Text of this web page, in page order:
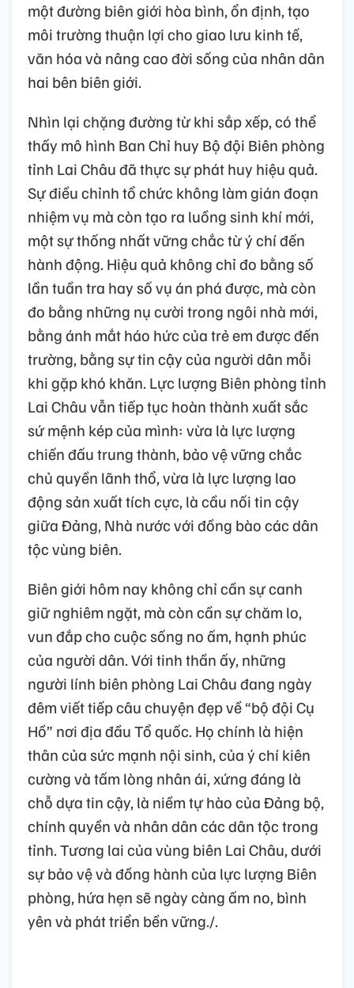
một đường biên giới hòa bình, ổn định, tạo
môi trường thuận lợi cho giao lưu kinh tế,
văn hóa và nâng cao đời sống của nhân dân
hai bên biên giới.
Nhìn lại chặng đường từ khi sắp xếp, có thể
thấy mô hình Ban Chỉ huy Bộ đội Biên phòng
tỉnh Lai Châu đã thực sự phát huy hiệu quả.
Sự điều chỉnh tổ chức không làm gián đoạn
nhiệm vụ mà còn tạo ra luồng sinh khí mới,
một sự thống nhất vững chắc từ ý chí đến
hành động. Hiệu quả không chỉ đo bằng số
lần tuần tra hay số vụ án phá được, mà còn
đo bằng những nụ cười trong ngôi nhà mới,
bằng ánh mắt háo hức của trẻ em được đến
trường, bằng sự tin cậy của người dân mỗi
khi gặp khó khăn. Lực lượng Biên phòng tỉnh
Lai Châu vẫn tiếp tục hoàn thành xuất sắc
sứ mệnh kép của mình: vừa là lực lượng
chiến đấu trung thành, bảo vệ vững chắc
chủ quyền lãnh thổ, vừa là lực lượng lao
động sản xuất tích cực, là cầu nối tin cậy
giữa Đảng, Nhà nước với đồng bào các dân
tộc vùng biên.
Biên giới hôm nay không chỉ cần sự canh
giữ nghiêm ngặt, mà còn cần sự chăm lo,
vun đắp cho cuộc sống no ấm, hạnh phúc
của người dân. Với tinh thần ấy, những
người lính biên phòng Lai Châu đang ngày
đêm viết tiếp câu chuyện đẹp về “bộ đội Cụ
Hồ” nơi địa đầu Tổ quốc. Họ chính là hiện
thân của sức mạnh nội sinh, của ý chí kiên
cường và tấm lòng nhân ái, xứng đáng là
chỗ dựa tin cậy, là niềm tự hào của Đảng bộ,
chính quyền và nhân dân các dân tộc trong
tỉnh. Tương lai của vùng biên Lai Châu, dưới
sự bảo vệ và đồng hành của lực lượng Biên
phòng, hứa hẹn sẽ ngày càng ấm no, bình
yên và phát triển bền vững./.